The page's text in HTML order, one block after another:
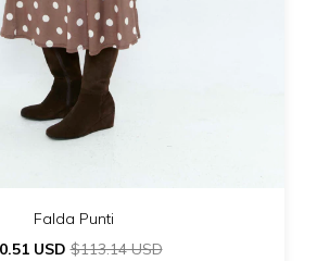
Falda Punti
USD$113.14 USD